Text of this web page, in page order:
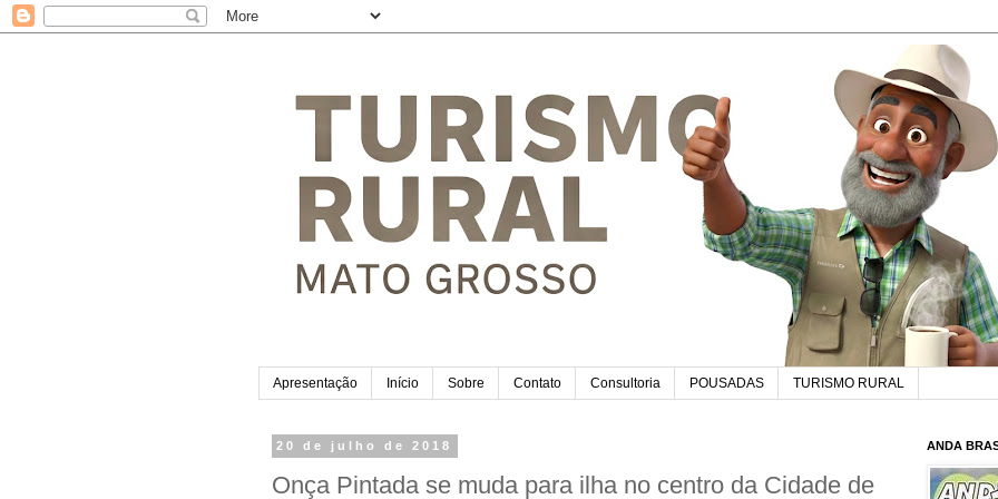
Apresentação Início Sobre Contato Consultoria POUSADAS TURISMO RURAL
20 de julho de 2018
Onça Pintada se muda para ilha no centro da Cidade de
ANDA